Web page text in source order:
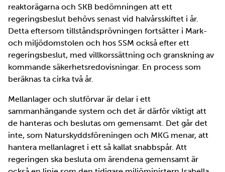
reaktorägarna och SKB bedömningen att ett
regeringsbeslut behövs senast vid halvårsskiftet i år.
Detta eftersom tillståndsprövningen fortsätter i Mark-
och miljödomstolen och hos SSM också efter ett
regeringsbeslut, med villkorssättning och granskning av
kommande säkerhetsredovisningar. En process som
beräknas ta cirka två år.
Mellanlager och slutförvar är delar i ett
sammanhängande system och det är därför viktigt att
de hanteras och beslutas om gemensamt. Det går det
inte, som Naturskyddsföreningen och MKG menar, att
hantera mellanlagret i ett så kallat snabbspår. Att
regeringen ska besluta om ärendena gemensamt är